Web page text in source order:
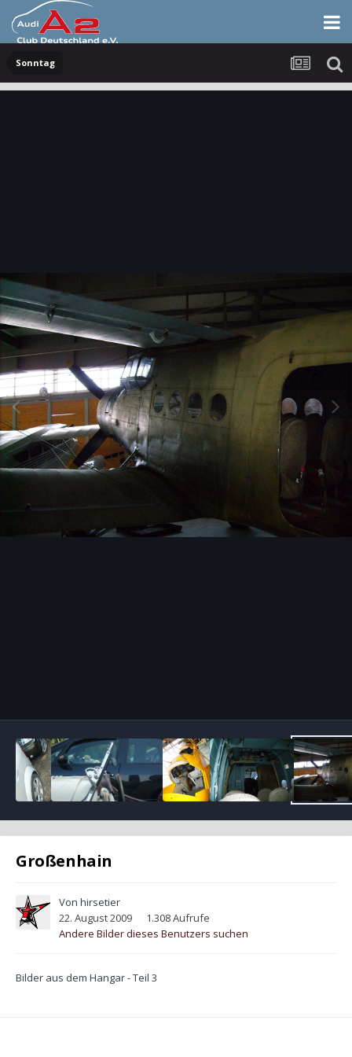
Sonntag
Großenhain
Von hirsetier
22. August 2009
1.308 Aufrufe
Andere Bilder dieses Benutzers suchen
Bilder aus dem Hangar - Teil 3